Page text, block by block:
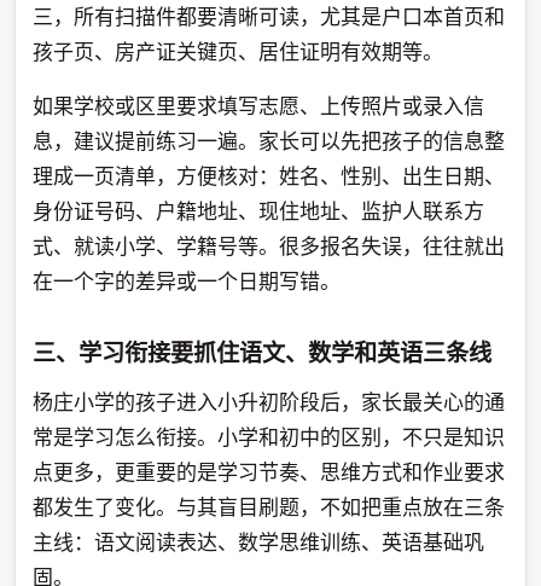
三，所有扫描件都要清晰可读，尤其是户口本首页和
孩子页、房产证关键页、居住证明有效期等。
如果学校或区里要求填写志愿、上传照片或录入信
息，建议提前练习一遍。家长可以先把孩子的信息整
理成一页清单，方便核对：姓名、性别、出生日期、
身份证号码、户籍地址、现住地址、监护人联系方
式、就读小学、学籍号等。很多报名失误，往往就出
在一个字的差异或一个日期写错。
三、学习衔接要抓住语文、数学和英语三条线
杨庄小学的孩子进入小升初阶段后，家长最关心的通
常是学习怎么衔接。小学和初中的区别，不只是知识
点更多，更重要的是学习节奏、思维方式和作业要求
都发生了变化。与其盲目刷题，不如把重点放在三条
主线：语文阅读表达、数学思维训练、英语基础巩
固。